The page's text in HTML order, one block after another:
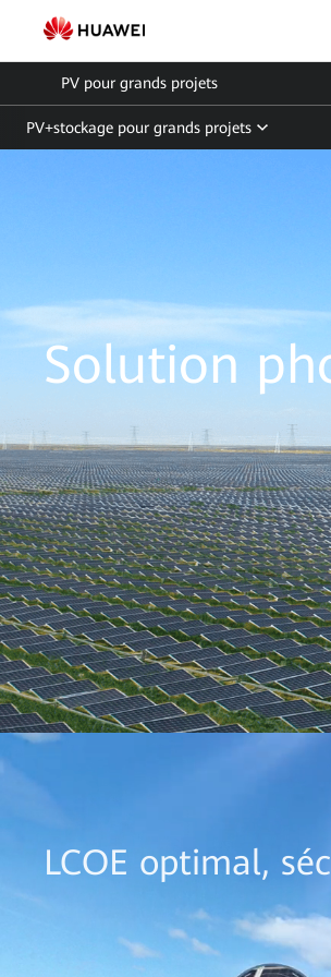
Producteur
d'électricité
solution
Smart
France
PV pour grands projets
PV+stockage pour grands projets
Solution
LCOE optimal,